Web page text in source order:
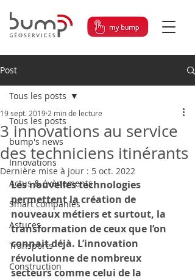
Post
Tous les posts
bump's news
Innovations
Actus & évènements
Smart companies
Astuces
Transports
Construction
Tous les posts
3 innovations au service
des techniciens itinérants
19 sept. 2019 2 min de lecture
Dernière mise à jour : 5 oct. 2022
Les nouvelles technologies
permettent la création de
nouveaux métiers et surtout, la
transformation de ceux que l’on
connait déjà. L’innovation
révolutionne de nombreux
secteurs comme celui de la